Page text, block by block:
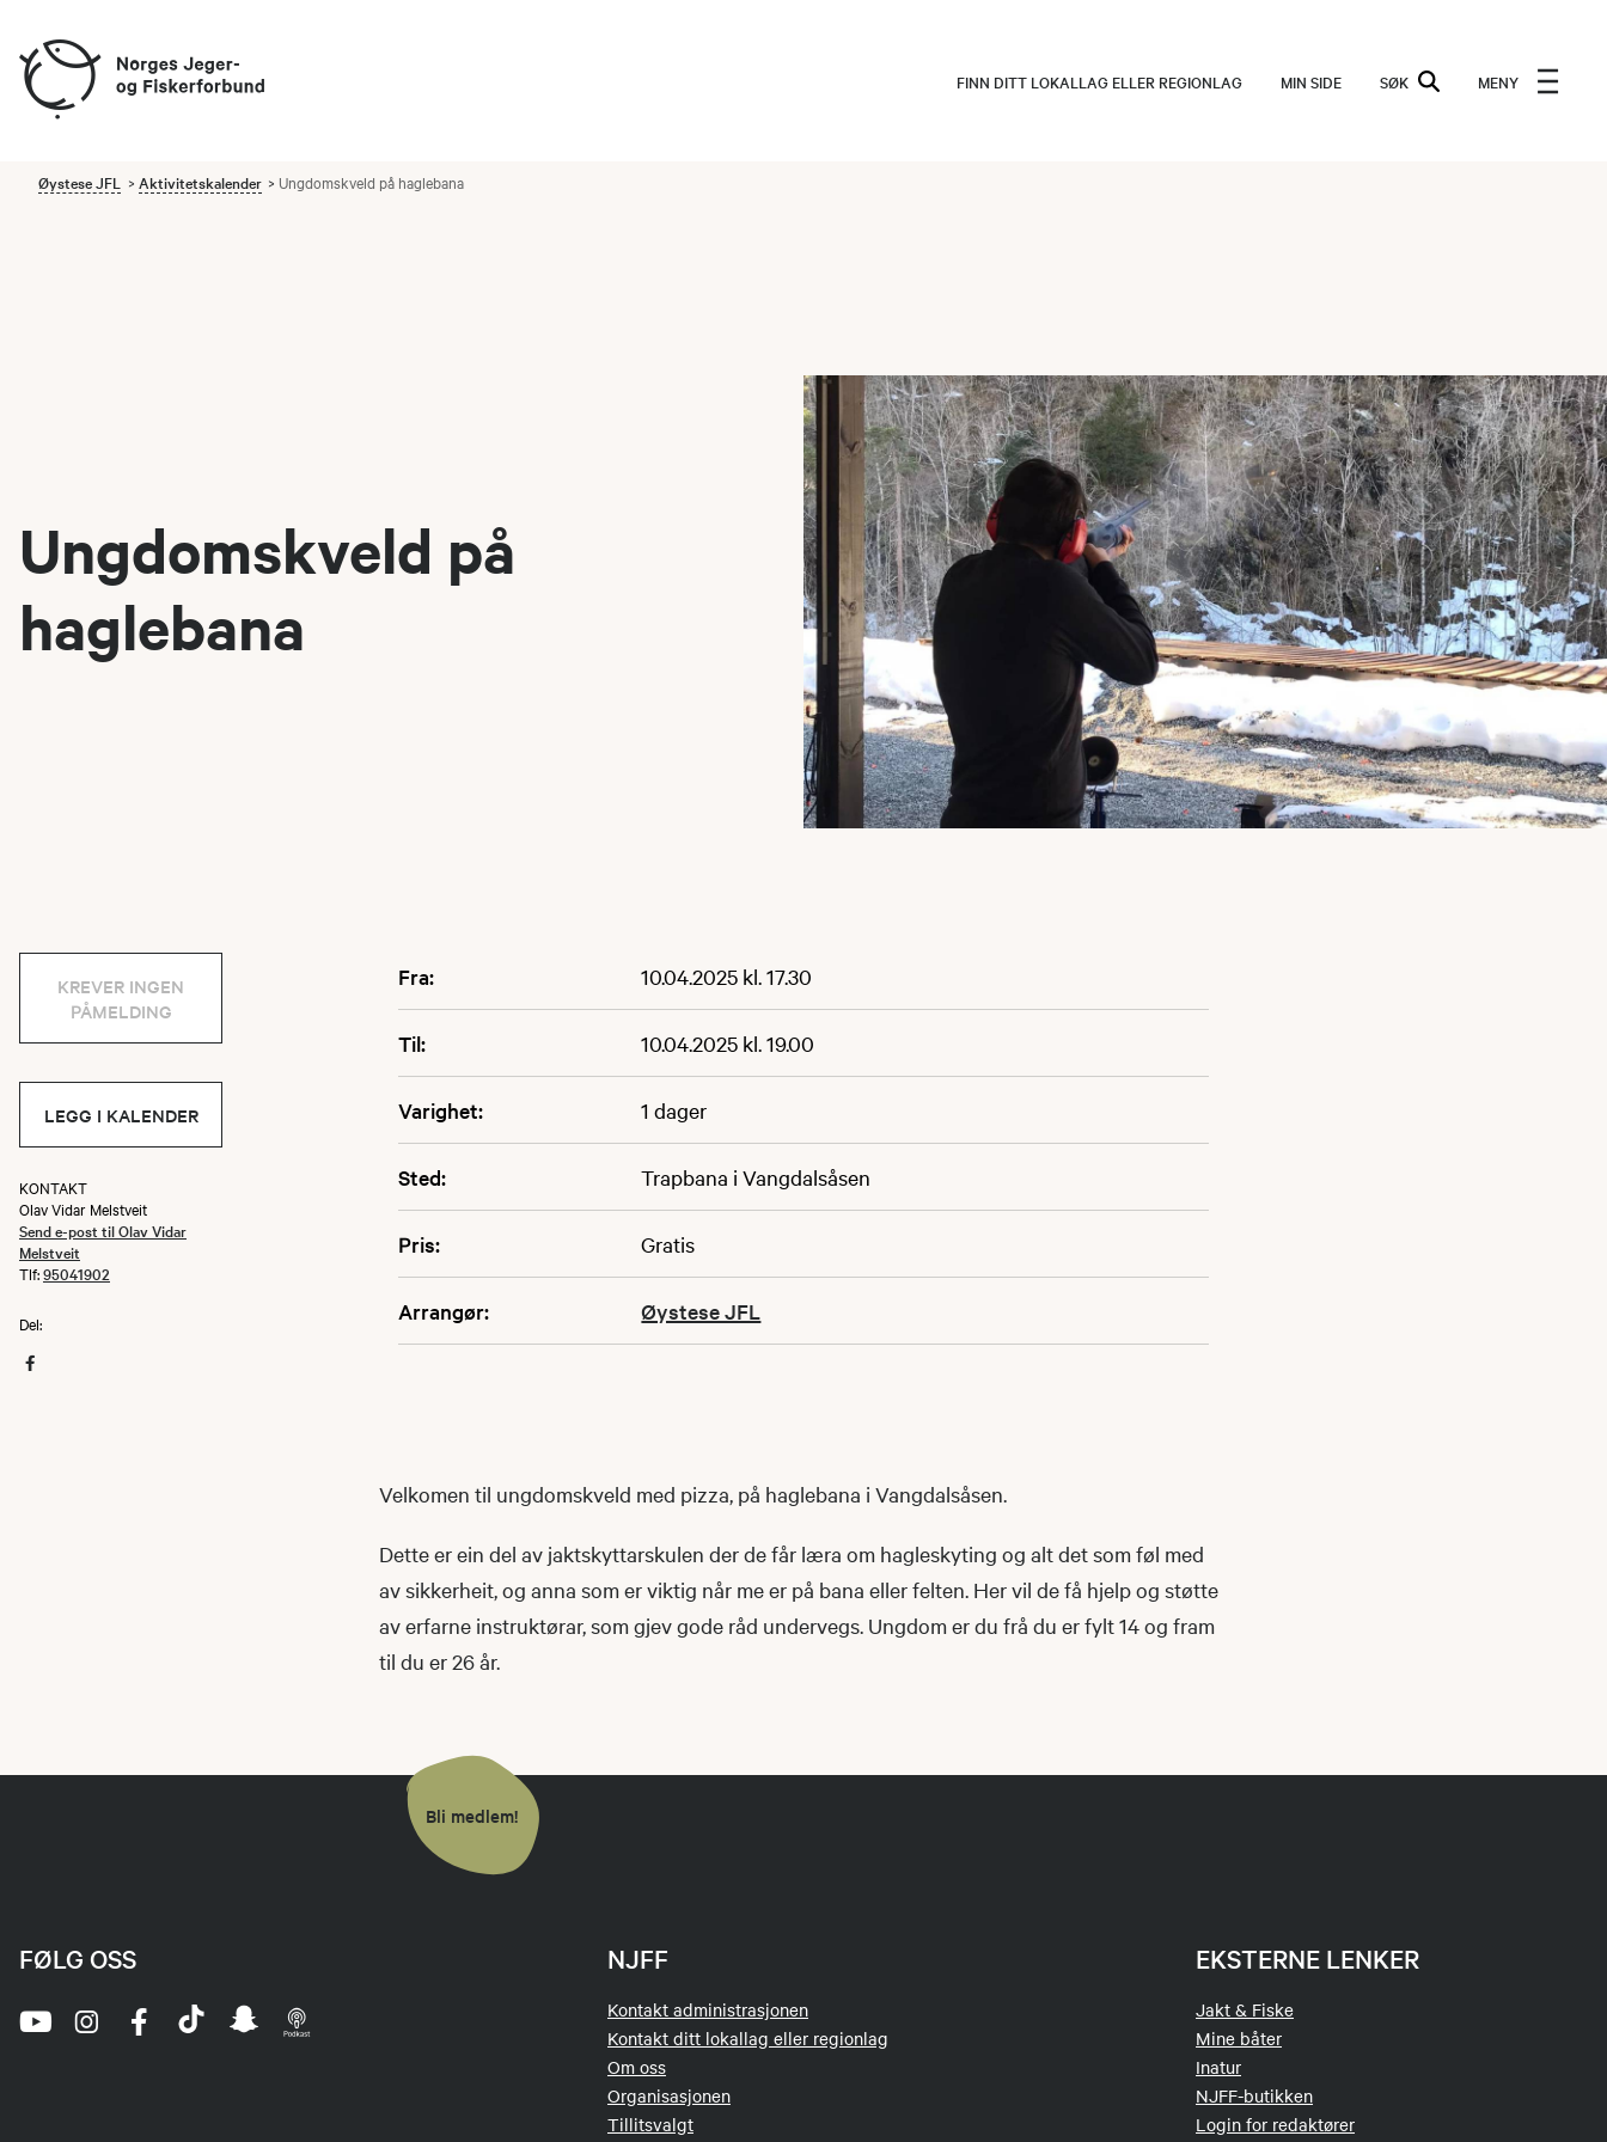
FINN DITT LOKALLAG ELLER REGIONLAG MIN SIDE SØK MENY
Øystese JFL Aktivitetskalender Ungdomskveld på haglebana
Ungdomskveld på
haglebana
Fra: 10.04.2025 kl. 17.30
Til: 10.04.2025 kl. 19.00
Varighet: 1 dager
Sted: Trapbana i Vangdalsåsen
Pris: Gratis
Arrangør: Øystese JFL
KREVER INGEN
PÅMELDING
LEGG I KALENDER
KONTAKT
Olav Vidar Melstveit
Send e-post til Olav Vidar
Melstveit
Tlf:95041902
Del:
Velkomen til ungdomskveld med pizza, på haglebana i Vangdalsåsen.
Dette er ein del av jaktskyttarskulen der de får læra om hagleskyting og alt det som føl med
av sikkerheit, og anna som er viktig når me er på bana eller felten. Her vil de få hjelp og støtte
av erfarne instruktørar, som gjev gode råd undervegs. Ungdom er du frå du er fylt 14 og fram
til du er 26 år.
Bli medlem!
NJFF
Kontakt administrasjonen
Kontakt ditt lokallag eller regionlag
Om oss
Organisasjonen
Tillitsvalgt
EKSTERNE LENKER
Jakt & Fiske
Mine båter
Inatur
NJFF-butikken
Login for redaktører
FØLG OSS